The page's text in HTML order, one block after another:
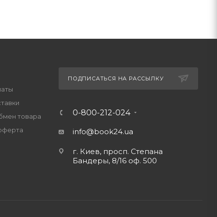
товара
ПОДПИСАТЬСЯ НА РАССЫЛКУ
0-800-212-024
info@book24.ua
г. Киев, просп. Степана
Бандеры, 8/16 оф. 500